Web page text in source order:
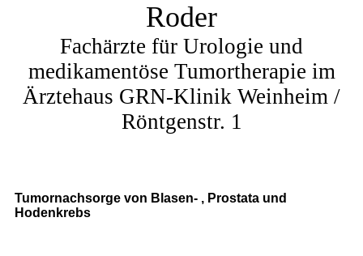
Roder
Fachärzte für Urologie und
medikamentöse Tumortherapie im
Ärztehaus GRN-Klinik Weinheim /
Röntgenstr. 1
Tumornachsorge von Blasen- , Prostata und
Hodenkrebs